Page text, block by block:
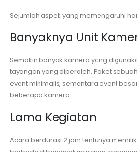
Sejumlah aspek yang memengaruhi
Banyaknya Unit
Semakin banyak kamera yang
tayangan yang diperoleh. Paket
event minimalis, sementara event
beberapa kamera.
Lama Kegiatan
Acara berdurasi 2 jam tentunya